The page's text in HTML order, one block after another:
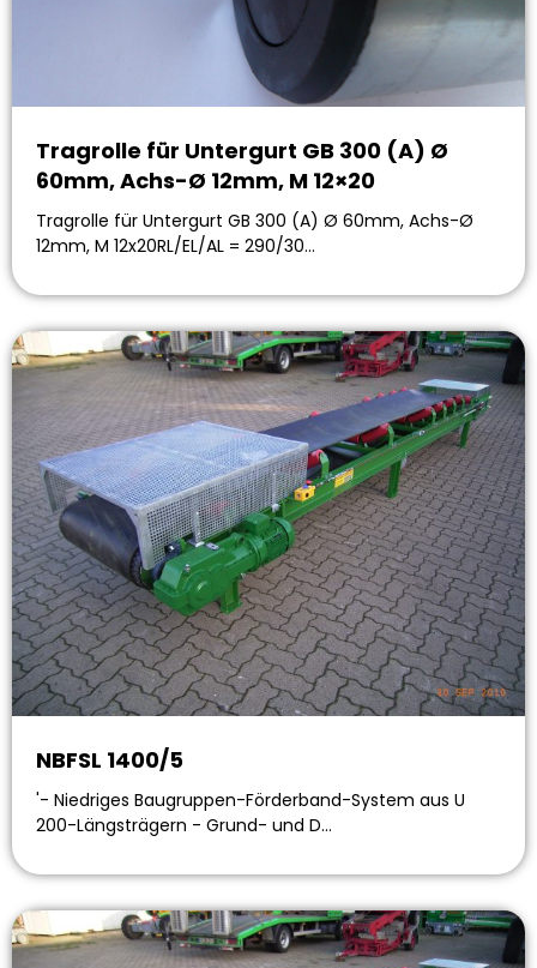
Tragrolle für Untergurt GB 300 (A) Ø
60mm, Achs-Ø 12mm, M 12×20
Tragrolle für Untergurt GB 300 (A) Ø 60mm, Achs-Ø
12mm, M 12x20RL/EL/AL = 290/30…
NBFSL 1400/5
'- Niedriges Baugruppen-Förderband-System aus U
200-Längsträgern - Grund- und D…